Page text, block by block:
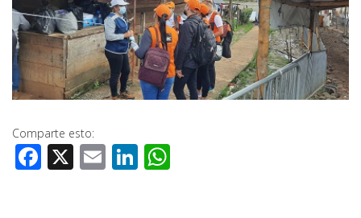
Comparte esto:
Facebook
X EmailLinkedIn